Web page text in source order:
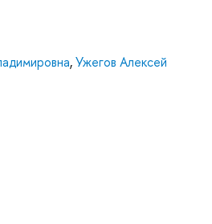
,Ужегов Алексей